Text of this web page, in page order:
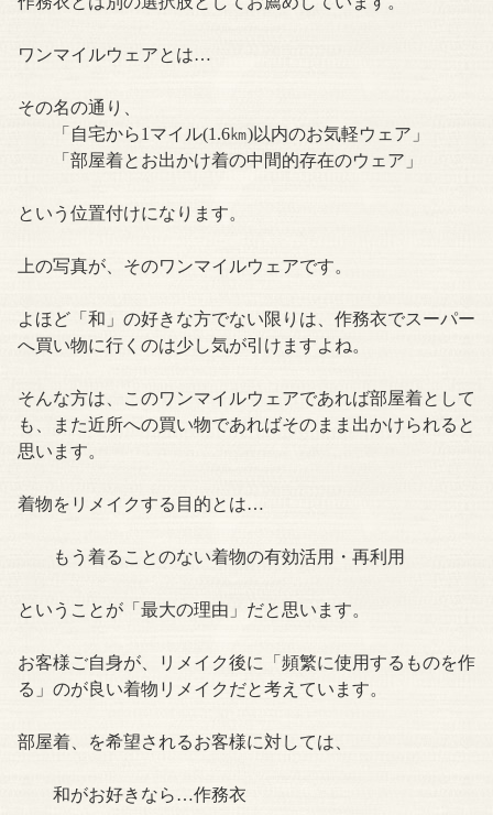
ワンマイルウェアとは…
その名の通り、
「自宅から1マイル(1.6㎞)以内のお気軽ウェア」
「部屋着とお出かけ着の中間的存在のウェア」
という位置付けになります。
上の写真が、そのワンマイルウェアです。
よほど「和」の好きな方でない限りは、作務衣でスーパー
へ買い物に行くのは少し気が引けますよね。
そんな方は、このワンマイルウェアであれば部屋着として
も、また近所への買い物であればそのまま出かけられると
思います。
着物をリメイクする目的とは…
もう着ることのない着物の有効活用・再利用
ということが「最大の理由」だと思います。
お客様ご自身が、リメイク後に「頻繁に使用するものを作
る」のが良い着物リメイクだと考えています。
部屋着、を希望されるお客様に対しては、
和がお好きなら…作務衣